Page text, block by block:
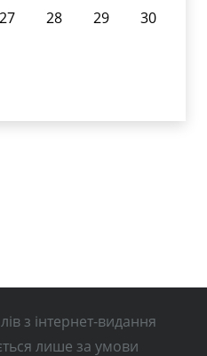
27 28 29
30
з інтернет-видання
лише за умови